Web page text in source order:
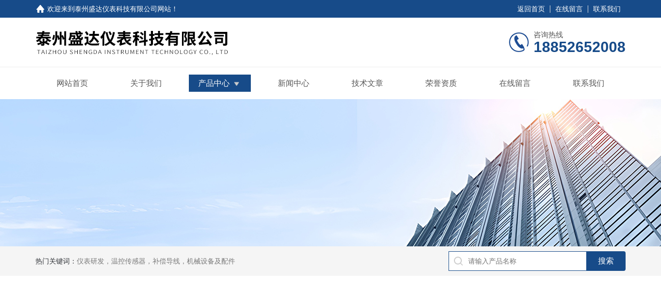
欢迎来到泰州盛达仪表科技有限公司网站 ！ 返回首页 在线留言 联系我们
咨询热线
18852652008
网站首页 关于我们 产品中心 新闻中心 技术文章 荣誉资质 在线留言 联系我们
热门关键词： 仪表研发，温控传感器，补偿导线，机械设备及配件